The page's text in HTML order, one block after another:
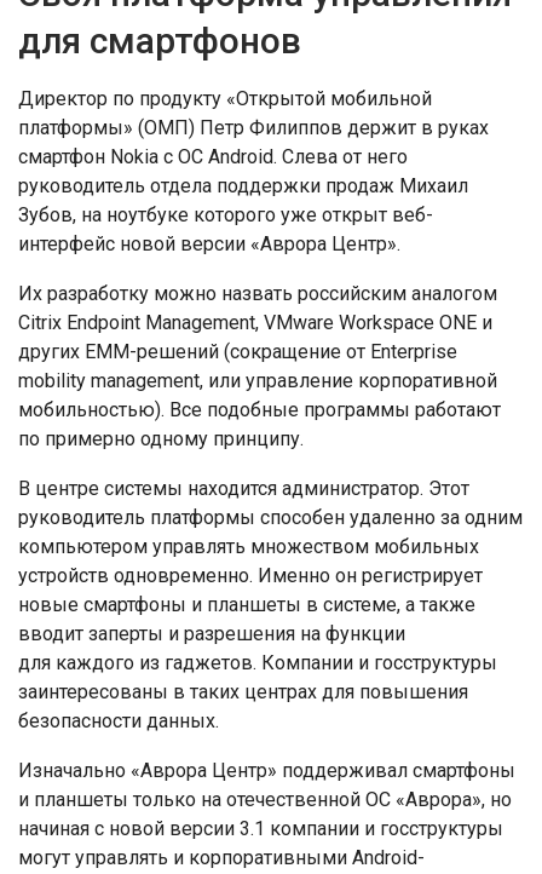
для смартфонов
Директор по продукту «Открытой мобильной
платформы» (ОМП) Петр Филиппов держит в руках
смартфон Nokia с ОС Android. Слева от него
руководитель отдела поддержки продаж Михаил
Зубов, на ноутбуке которого уже открыт веб-
интерфейс новой версии «Аврора Центр».
Их разработку можно назвать российским аналогом
Citrix Endpoint Management, VMware Workspace ONE и
других EMM-решений (сокращение от Enterprise
mobility management, или управление корпоративной
мобильностью). Все подобные программы работают
по примерно одному принципу.
В центре системы находится администратор. Этот
руководитель платформы способен удаленно за одним
компьютером управлять множеством мобильных
устройств одновременно. Именно он регистрирует
новые смартфоны и планшеты в системе, а также
вводит заперты и разрешения на функции
для каждого из гаджетов. Компании и госструктуры
заинтересованы в таких центрах для повышения
безопасности данных.
Изначально «Аврора Центр» поддерживал смартфоны
и планшеты только на отечественной ОС «Аврора», но
начиная с новой версии 3.1 компании и госструктуры
могут управлять и корпоративными Android-